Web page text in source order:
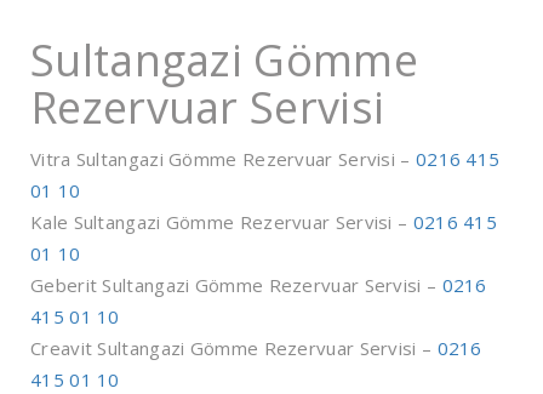
Sultangazi Gömme
Rezervuar Servisi
Vitra Sultangazi Gömme Rezervuar Servisi – 0216 415
01 10
Kale Sultangazi Gömme Rezervuar Servisi – 0216 415
01 10
Geberit Sultangazi Gömme Rezervuar Servisi – 0216
415 01 10
Creavit Sultangazi Gömme Rezervuar Servisi – 0216
415 01 10